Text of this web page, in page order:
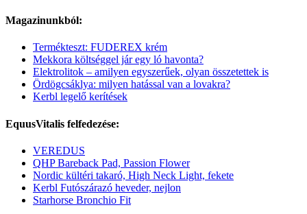
Magazinunkból:
Termékteszt: FUDEREX krém
Mekkora költséggel jár egy ló havonta?
Elektrolitok – amilyen egyszerűek, olyan összetettek is
Ördögcsáklya: milyen hatással van a lovakra?
Kerbl legelő kerítések
EquusVitalis felfedezése:
VEREDUS
QHP Bareback Pad, Passion Flower
Nordic kültéri takaró, High Neck Light, fekete
Kerbl Futószárazó heveder, nejlon
Starhorse Bronchio Fit